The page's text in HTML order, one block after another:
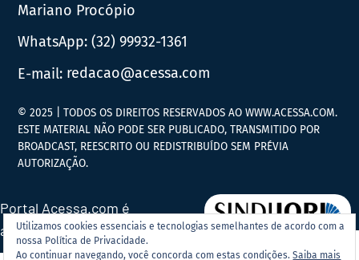
Mariano Procópio
WhatsApp:(32) 99932-1361
E-mail: redacao@acessa.com
Utilizamos cookies essenciais e tecnologias semelhantes de acordo com a
nossa Política de Privacidade.
Ao continuar navegando, você concorda com estas condições.Saiba mais
© 2025 | TODOS OS DIREITOS RESERVADOS AO WWW.ACESSA.COM.
ESTE MATERIAL NÃO PODE SER PUBLICADO, TRANSMITIDO POR
BROADCAST, REESCRITO OU REDISTRIBUÍDO SEM PRÉVIA
AUTORIZAÇÃO.
Portal Acessa.com é
associado ao